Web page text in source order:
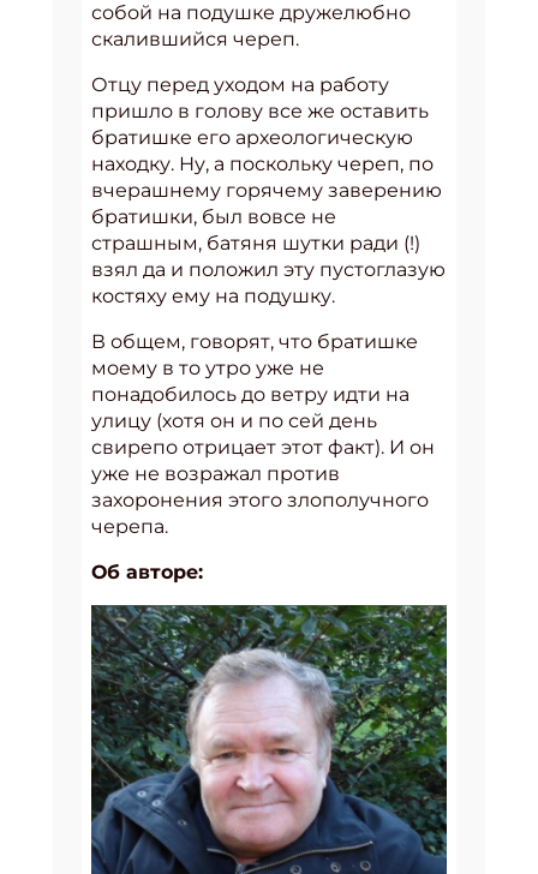
собой на подушке дружелюбно
скалившийся череп.
Отцу перед уходом на работу
пришло в голову все же оставить
братишке его археологическую
находку. Ну, а поскольку череп, по
вчерашнему горячему заверению
братишки, был вовсе не
страшным, батяня шутки ради (!)
взял да и положил эту пустоглазую
костяху ему на подушку.
В общем, говорят, что братишке
моему в то утро уже не
понадобилось до ветру идти на
улицу (хотя он и по сей день
свирепо отрицает этот факт). И он
уже не возражал против
захоронения этого злополучного
черепа.
Об авторе: